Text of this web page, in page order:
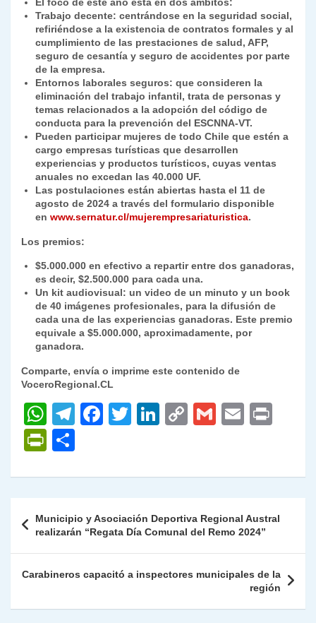
El foco de este año está en dos ámbitos:
Trabajo decente: centrándose en la seguridad social,
refiriéndose a la existencia de contratos formales y al
cumplimiento de las prestaciones de salud, AFP,
seguro de cesantía y seguro de accidentes por parte
de la empresa.
Entornos laborales seguros: que consideren la
eliminación del trabajo infantil, trata de personas y
temas relacionados a la adopción del código de
conducta para la prevención del ESCNNA-VT.
Pueden participar mujeres de todo Chile que estén a
cargo empresas turísticas que desarrollen
experiencias y productos turísticos, cuyas ventas
anuales no excedan las 40.000 UF.
Las postulaciones están abiertas hasta el 11 de
agosto de 2024 a través del formulario disponible
en www.sernatur.cl/mujerempresariaturistica.
Los premios:
$5.000.000 en efectivo a repartir entre dos ganadoras,
es decir, $2.500.000 para cada una.
Un kit audiovisual: un video de un minuto y un book
de 40 imágenes profesionales, para la difusión de
cada una de las experiencias ganadoras. Este premio
equivale a $5.000.000, aproximadamente, por
ganadora.
Comparte, envía o imprime este contenido de
VoceroRegional.CL
W
h
at
s
p
p
T
gr
m
F
e
o
o
k
T
er
Li
e
n
C
y
n
k
G
l
E
l
P
nt
Fr
ie
n
dl
m
p
ar
tir
de
entradas
Municipio y Asociación Deportiva Regional Austral
realizarán “Regata Día Comunal del Remo 2024”
Carabineros capacitó a inspectores municipales de la
región